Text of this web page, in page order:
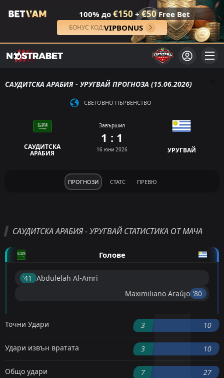
100% до €150 + €50Free Bet
БОНУС КОД:VIPBONUS
САУДИТСКА АРАБИЯ - УРУГВАЙ ПРОГНОЗА (15.06.2026)
СВЕТОВНО ПЪРВЕНСТВО
САУДИТСКА
АРАБИЯ
Завършил
1 : 1
16 юни 2026 УРУГВАЙ
ПРОГНОЗИ СТАТС ПРЕВЮ
САУДИТСКА АРАБИЯ - УРУГВАЙ СТАТИСТИКА ОТ МАЧА
Голове
'41 ︎
Abdulelah Al-Amri
Maximiliano Araújo '80 ︎
Точни Удари 3 10
Удари извън вратата 3 10
Общо удари 7 27